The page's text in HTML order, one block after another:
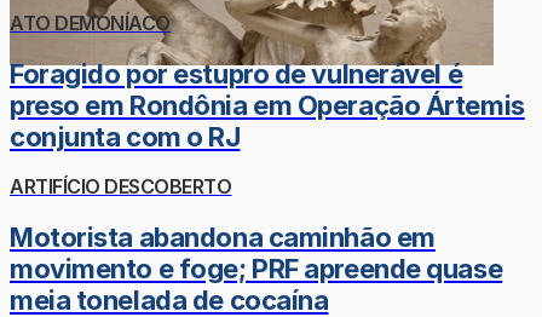
ATO DEMONÍACO
Foragido por estupro de vulnerável é
preso em Rondônia em Operação Ártemis
conjunta com o RJ
ARTIFÍCIO DESCOBERTO
Motorista abandona caminhão em
movimento e foge; PRF apreende quase
meia tonelada de cocaína